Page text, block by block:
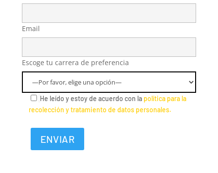
Email
Escoge tu carrera de preferencia
He leído y estoy de acuerdo con la política para la
recolección y tratamiento de datos personales.